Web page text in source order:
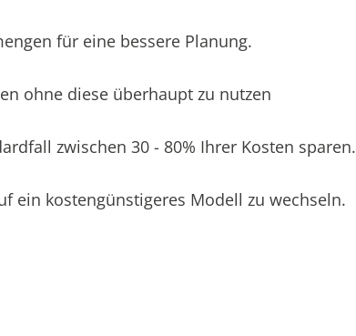
für eine bessere Planung.
ohne diese überhaupt zu nutzen
zwischen 30 - 80% Ihrer Kosten sparen.
ein kostengünstigeres Modell zu wechseln.